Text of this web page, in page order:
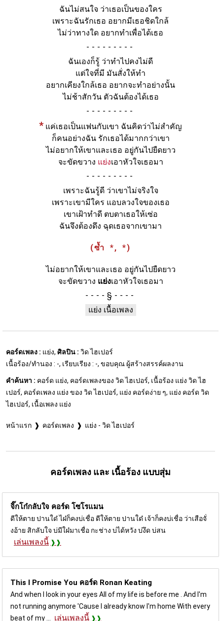
ฉันไม่สนใจ ว่าเธอเป็นของใคร
เพราะฉันรักเธอ อยากมีเธอชิดใกล้
ไม่ว่าทางใด อยากทำเพื่อได้เธอ
-
ฉันเองก็รู้ ว่าทำไปคงไม่ดี
แต่ใจที่มี มันสั่งให้ทำ
อยากเคียงใกล้เธอ อยากจะทำอย่างนั้น
ไม่ช้าสักวัน ตัวฉันต้องได้เธอ
-
* แค่เธอเป็นแฟนกับเขา ฉันคิดว่าไม่สำคัญ
ก็คนอย่างฉัน รักเธอได้มากกว่าเขา
ไม่อยากให้เขาและเธอ อยู่กันไปยืดยาว
จะขัดขวาง แย่งเอาหัวใจเธอมา
-
เพราะฉันรู้ดี ว่าเขาไม่จริงใจ
เพราะเขามีใคร แอบลวงใจของเธอ
เขาเฝ้าทำดี ตบตาเธอให้เซ่อ
ฉันจึงต้องดึง ฉุดเธอจากเขามา
(ซ้ำ *, *)
ไม่อยากให้เขาและเธอ อยู่กันไปยืดยาว
จะขัดขวาง แย่งเอาหัวใจเธอมา
§
แย่ง เนื้อเพลง
คอร์ดเพลง : แย่ง, ศิลปิน : วิด ไฮเปอร์
เนื้อร้อง/ทำนอง : -, เรียบเรียง : -, ขอบคุณ ผู้สร้างสรรค์ผลงาน
คำค้นหา : คอร์ด แย่ง, คอร์ดเพลงของ วิด ไฮเปอร์, เนื้อร้อง แย่ง วิด ไฮ
เปอร์, คอร์ดเพลง แย่ง ของ วิด ไฮเปอร์, แย่ง คอร์ดง่าย ๆ, แย่ง คอร์ด วิด
ไฮเปอร์, เนื้อเพลง แย่ง
หน้าแรก คอร์ดเพลง แย่ง - วิด ไฮเปอร์
คอร์ดเพลง และ เนื้อร้อง แบบสุ่ม
จิ๊กโก๋กลับใจ คอร์ด โซโรแมน
ดีให้ตาย ปานใด๋ ไผ๋ก็คงบ่เชื่อ ดีให้ตาย ปานใด๋ เจ้าก็คงบ่เชื่อ ว่าเสือจั่
งอ้าย สิกลับใจ บ่มีใผ๋มาเชื่อ กะช่าง บ่ได้หวัง บ่งึด บ่สน
เล่นเพลงนี้
This I Promise You คอร์ด Ronan Keating
And when I look in your eyes All of my life is before me . And I'm
not running anymore 'Cause I already know I'm home With every
beat of my ...
เล่นเพลงนี้